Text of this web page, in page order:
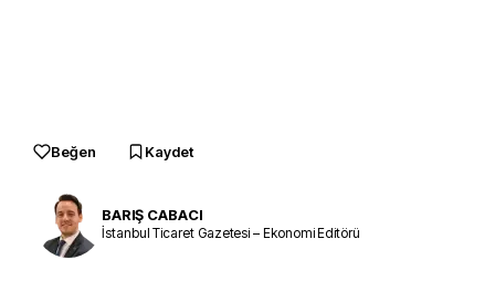
Beğen Kaydet
BARIŞ CABACI
İstanbul Ticaret Gazetesi – Ekonomi Editörü